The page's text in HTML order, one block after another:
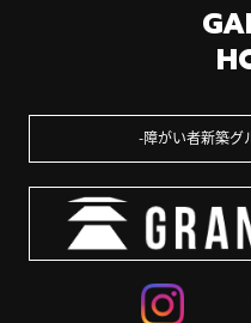
障がい者新築グ